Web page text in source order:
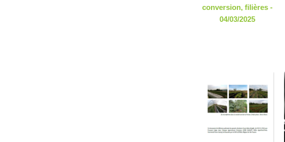
conversion, filières -
04/03/2025